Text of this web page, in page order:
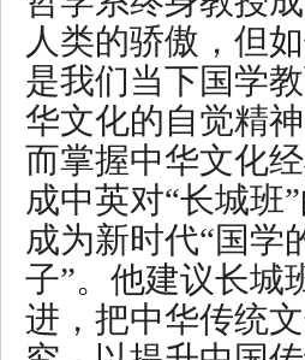
人类的骄傲，但
是我们当下国学
华文化的自觉精
而掌握中华文化经
成中英对“长城班
成为新时代“国学
子”。他建议长城
进，把中华传统